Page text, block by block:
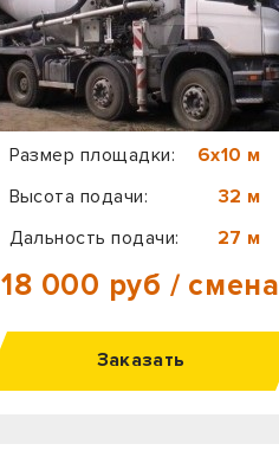
Размер площадки:
6х10 м
Высота подачи:
32 м
Дальность подачи:
27 м
18 000 руб / смена
Заказать